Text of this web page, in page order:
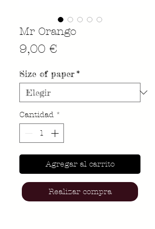
Mr Orango
9,00 €
Size of paper*
Cantidad *
Agregar al carrito
Realizar compra